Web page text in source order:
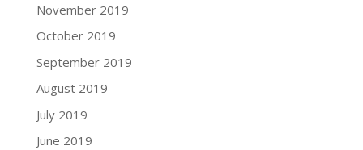
November 2019
October 2019
September 2019
August 2019
July 2019
June 2019